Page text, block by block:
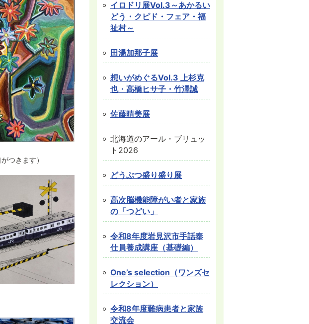
つきます）
イロドリ展Vol.3～あかるい
どう・クピド・フェア・福
祉村～
田湯加那子展
想いがめぐるVol.3 上杉克
也・高橋ヒサ子・竹澤誠
佐藤晴美展
北海道のアール・ブリュッ
ト2026
どうぶつ盛り盛り展
高次脳機能障がい者と家族
の「つどい」
令和8年度岩見沢市手話奉
仕員養成講座（基礎編）
One’s selection（ワンズセ
レクション）
令和8年度難病患者と家族
交流会